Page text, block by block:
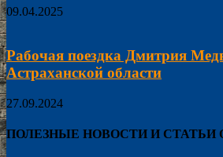
09.04.2025
Рабочая поездка Дмитрия
Астраханской области
27.09.2024
ПОЛЕЗНЫЕ НОВОСТИ И СТАТЬИ